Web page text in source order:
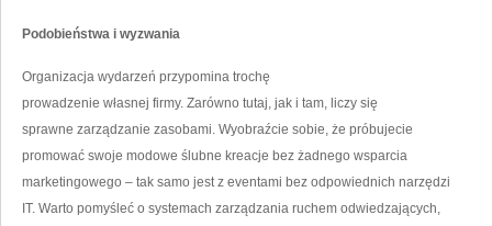
Podobieństwa i wyzwania
Organizacja wydarzeń przypomina trochę
prowadzenie własnej firmy. Zarówno tutaj, jak i tam, liczy się
sprawne zarządzanie zasobami. Wyobraźcie sobie, że próbujecie
promować swoje modowe ślubne kreacje bez żadnego wsparcia
marketingowego – tak samo jest z eventami bez odpowiednich narzędzi
IT. Warto pomyśleć o systemach zarządzania ruchem odwiedzających,